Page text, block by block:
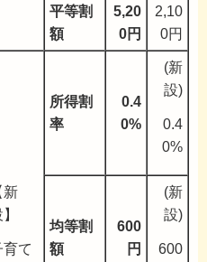
平等割
額
5,20
0円
2,10
0円
新
育て
所得割
率
0.4
0%
(新
設)
0.4
0%
均等割
額
600
円
(新
設)
600